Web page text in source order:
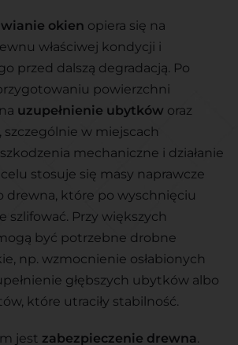
okien opiera się na
właściwej kondycji i
przed dalszą degradacją. Po
powierzchni
uzupełnienie ubytków oraz
szczególnie w miejscach
mechaniczne i działanie
stosuje się masy naprawcze
drewna, które po wyschnięciu
szlifować. Przy większych
być potrzebne drobne
np. wzmocnienie osłabionych
głębszych ubytków albo
które utraciły stabilność.
jest zabezpieczenie drewna